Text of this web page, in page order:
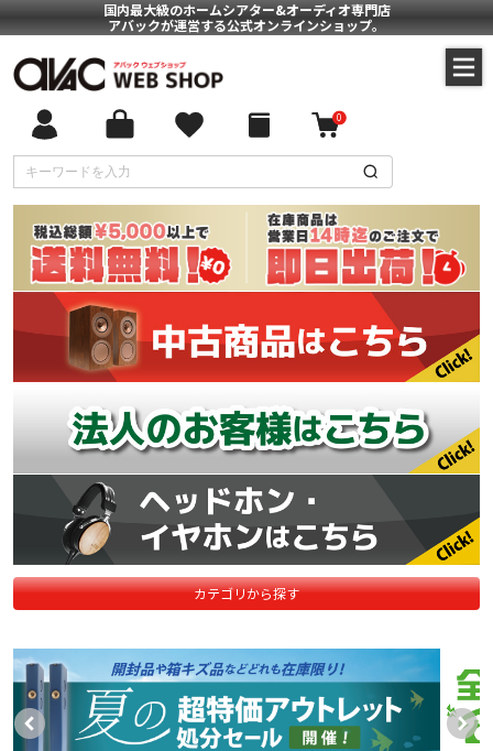
国内最大級のホームシアター&オーディオ専門店
アバックが運営する公式オンラインショップ。
0
カテゴリから探す